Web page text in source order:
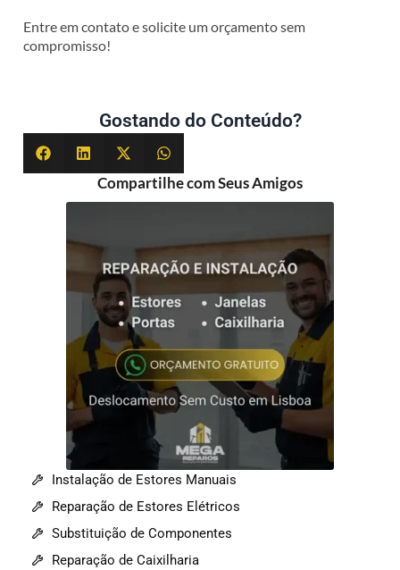
Entre em contato e solicite um orçamento sem
compromisso!
Gostando do Conteúdo?
Compartilhe com Seus Amigos
Instalação de Estores Manuais
Reparação de Estores Elétricos
Substituição de Componentes
Reparação de Caixilharia